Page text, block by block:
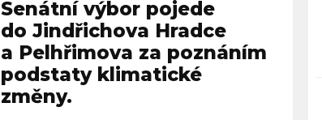
Senátní výbor pojede
do Jindřichova Hradce
a Pelhřimova za poznáním
podstaty klimatické
změny.